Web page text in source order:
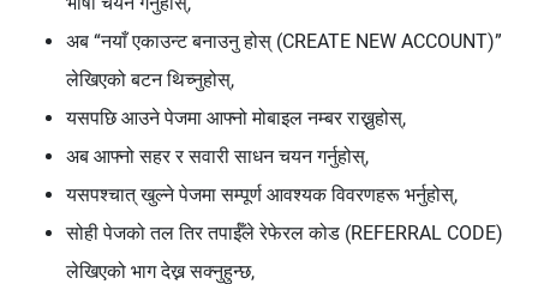
अब “नयाँ एकाउन्ट बनाउनु होस् (CREATE NEW ACCOUNT)”
लेखिएको बटन थिच्नुहोस्,
यसपछि आउने पेजमा आफ्नो मोबाइल नम्बर राख्नुहोस्,
अब आफ्नो सहर र सवारी साधन चयन गर्नुहोस्,
यसपश्चात् खुल्ने पेजमा सम्पूर्ण आवश्यक विवरणहरू भर्नुहोस्,
सोही पेजको तल तिर तपाईँले रेफेरल कोड (REFERRAL CODE)
लेखिएको भाग देख्न सक्नुहुन्छ,